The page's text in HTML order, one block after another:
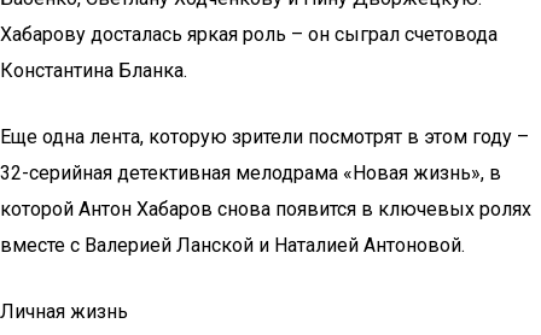
Хабарову досталась яркая роль – он сыграл счетовода
Константина Бланка.
Еще одна лента, которую зрители посмотрят в этом году –
32-серийная детективная мелодрама «Новая жизнь», в
которой Антон Хабаров снова появится в ключевых ролях
вместе с Валерией Ланской и Наталией Антоновой.
Личная жизнь